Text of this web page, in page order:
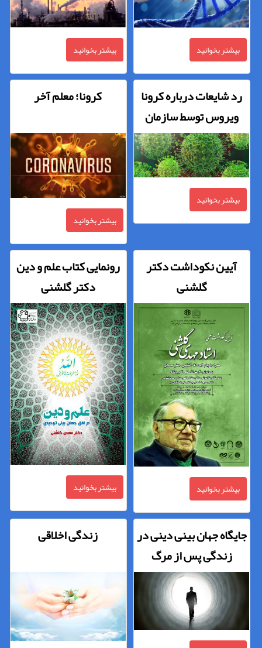
بیشتر بخوانید بیشتر بخوانید
رد شایعات درباره کرونا
ویروس توسط سازمان
بهداشت جهانی
بیشتر بخوانید
کرونا؛ معلم آخر
بیشتر بخوانید
آیین نکوداشت دکتر
گلشنی
بیشتر بخوانید
رونمایی کتاب علم و دین
دکتر گلشنی
بیشتر بخوانید
جایگاه جهان بینی دینی در
زندگی پس از مرگ
زندگی اخلاقی